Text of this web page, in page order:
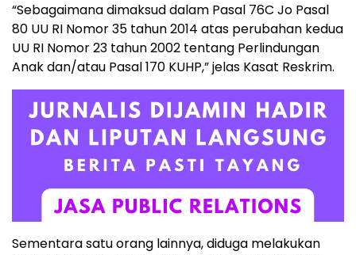
“Sebagaimana dimaksud dalam Pasal 76C Jo Pasal
80 UU RI Nomor 35 tahun 2014 atas perubahan kedua
UU RI Nomor 23 tahun 2002 tentang Perlindungan
Anak dan/atau Pasal 170 KUHP,” jelas Kasat Reskrim.
Sementara satu orang lainnya, diduga melakukan